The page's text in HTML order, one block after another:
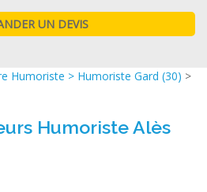
Humoriste > Humoriste Gard (30) >
Humoriste Alès